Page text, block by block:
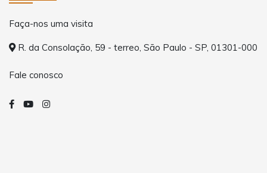
Faça-nos uma visita
R. da Consolação, 59 - terreo, São Paulo - SP, 01301-000
Fale conosco